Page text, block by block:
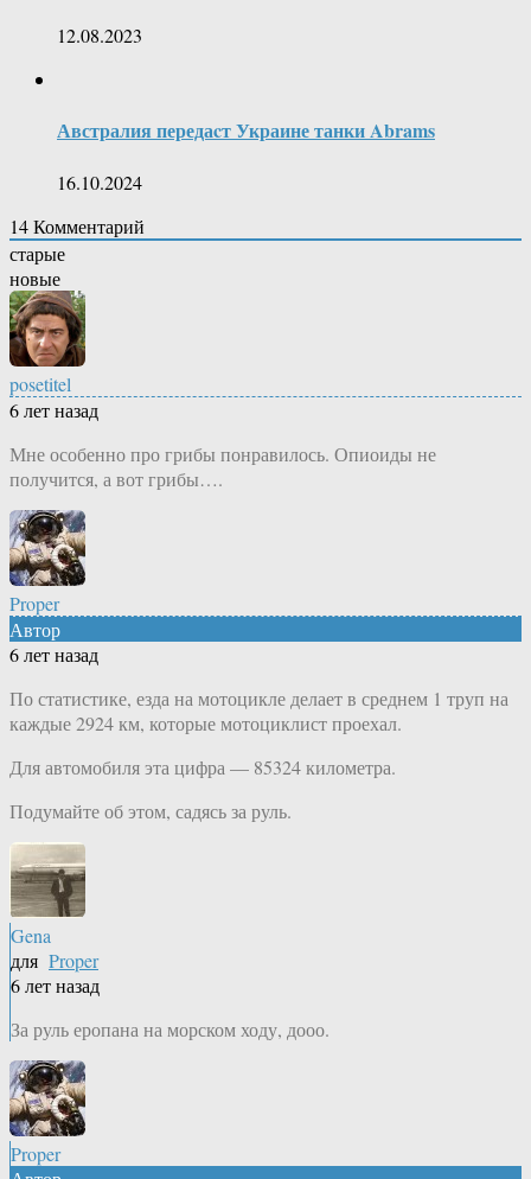
12.08.2023
Австралия передаcт Украине танки Abrams
16.10.2024
14Комментарий
старые
новые
posetitel
6 лет назад
Мне особенно про грибы понравилось. Опиоиды не
получится, а вот грибы….
Proper
Автор
6 лет назад
По статистике, езда на мотоцикле делает в среднем 1 труп на
каждые 2924 км, которые мотоциклист проехал.
Для автомобиля эта цифра — 85324 километра.
Подумайте об этом, садясь за руль.
Gena
для Proper
6 лет назад
За руль еропана на морском ходу, дооо.
Proper